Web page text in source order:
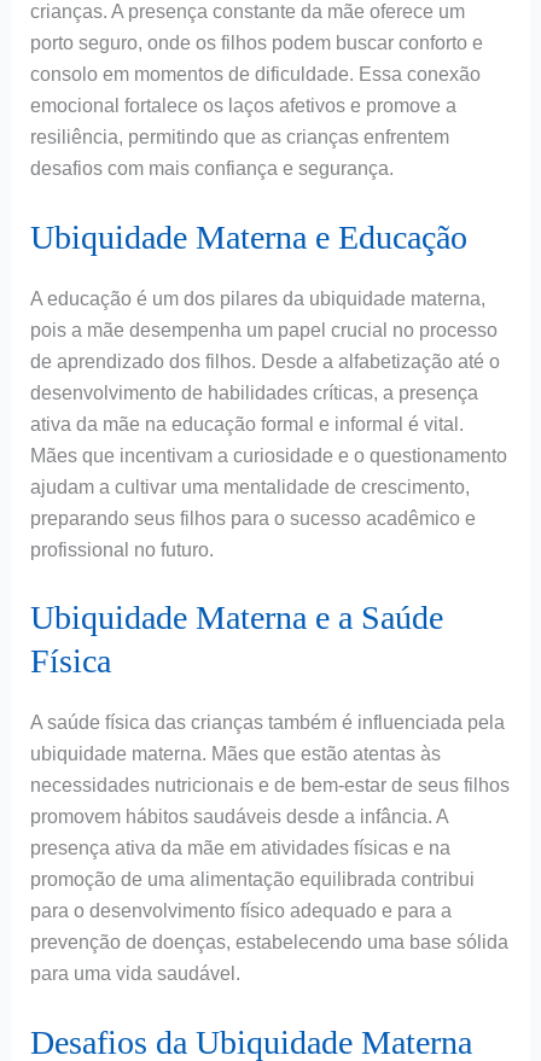
crianças. A presença constante da mãe oferece um
porto seguro, onde os filhos podem buscar conforto e
consolo em momentos de dificuldade. Essa conexão
emocional fortalece os laços afetivos e promove a
resiliência, permitindo que as crianças enfrentem
desafios com mais confiança e segurança.
Ubiquidade Materna e Educação
A educação é um dos pilares da ubiquidade materna,
pois a mãe desempenha um papel crucial no processo
de aprendizado dos filhos. Desde a alfabetização até o
desenvolvimento de habilidades críticas, a presença
ativa da mãe na educação formal e informal é vital.
Mães que incentivam a curiosidade e o questionamento
ajudam a cultivar uma mentalidade de crescimento,
preparando seus filhos para o sucesso acadêmico e
profissional no futuro.
Ubiquidade Materna e a Saúde
Física
A saúde física das crianças também é influenciada pela
ubiquidade materna. Mães que estão atentas às
necessidades nutricionais e de bem-estar de seus filhos
promovem hábitos saudáveis desde a infância. A
presença ativa da mãe em atividades físicas e na
promoção de uma alimentação equilibrada contribui
para o desenvolvimento físico adequado e para a
prevenção de doenças, estabelecendo uma base sólida
para uma vida saudável.
Desafios da Ubiquidade Materna